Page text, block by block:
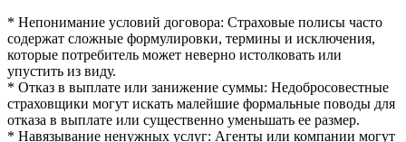
* Непонимание условий договора: Страховые полисы часто
содержат сложные формулировки, термины и исключения,
которые потребитель может неверно истолковать или
упустить из виду.
* Отказ в выплате или занижение суммы: Недобросовестные
страховщики могут искать малейшие формальные поводы для
отказа в выплате или существенно уменьшать ее размер.
* Навязывание ненужных услуг: Агенты или компании могут